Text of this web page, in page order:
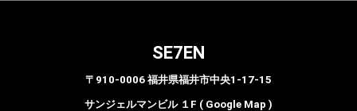
SE7EN
〒910-0006 福井県福井市中央1-17-15
サンジェルマンビル １F ( Google Map )